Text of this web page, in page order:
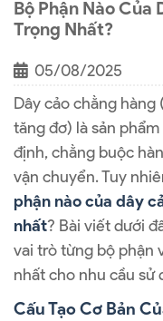
Bộ Phận Nào Của
Trọng Nhất?
05/08/2025
Dây cảo chằng
tăng đơ) là sản
định, chằng buộc
vận chuyển. Tuy
phận nào của dây
nhất? Bài viết dưới
vai trò từng bộ phận
nhất cho nhu cầu sử
Cấu Tạo Cơ Bản